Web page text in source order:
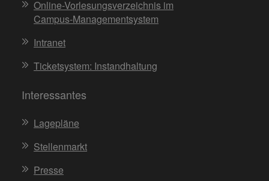
Online-Vorlesungsverzeichnis im
Campus-Managementsystem
Intranet
Ticketsystem: Instandhaltung
Interessantes
Lagepläne
Stellenmarkt
Presse